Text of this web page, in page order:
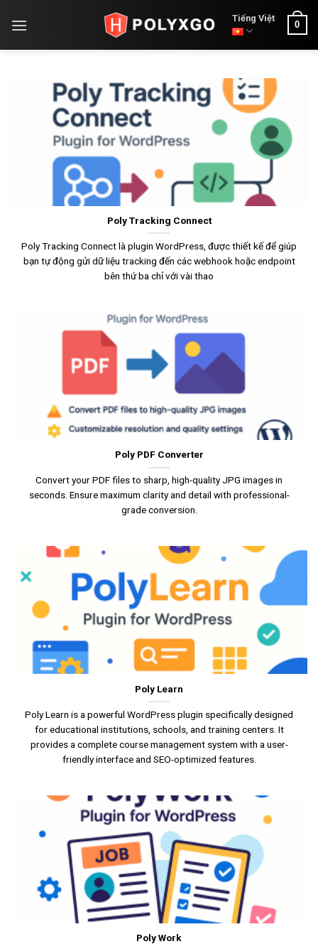
WIKIPOLY
Tiếng Việt
0
Poly Tracking Connect
Poly Tracking Connect là plugin WordPress, được thiết kế để giúp
bạn tự động gửi dữ liệu tracking đến các webhook hoặc endpoint
bên thứ ba chỉ với vài thao
Poly PDF Converter
Convert your PDF files to sharp, high-quality JPG images in
seconds. Ensure maximum clarity and detail with professional-
grade conversion.
Poly Learn
Poly Learn is a powerful WordPress plugin specifically designed
for educational institutions, schools, and training centers. It
provides a complete course management system with a user-
friendly interface and SEO-optimized features.
Poly Work